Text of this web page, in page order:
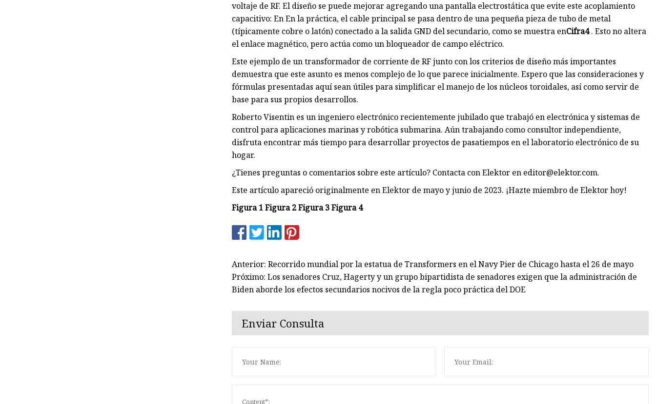
voltaje de RF. El diseño se puede mejorar agregando una pantalla electrostática que evite este acoplamiento
capacitivo: En En la práctica, el cable principal se pasa dentro de una pequeña pieza de tubo de metal
(típicamente cobre o latón) conectado a la salida GND del secundario, como se muestra enCifra4. Esto no altera
el enlace magnético, pero actúa como un bloqueador de campo eléctrico.
Este ejemplo de un transformador de corriente de RF junto con los criterios de diseño más importantes
demuestra que este asunto es menos complejo de lo que parece inicialmente. Espero que las consideraciones y
fórmulas presentadas aquí sean útiles para simplificar el manejo de los núcleos toroidales, así como servir de
base para sus propios desarrollos.
Roberto Visentin es un ingeniero electrónico recientemente jubilado que trabajó en electrónica y sistemas de
control para aplicaciones marinas y robótica submarina. Aún trabajando como consultor independiente,
disfruta encontrar más tiempo para desarrollar proyectos de pasatiempos en el laboratorio electrónico de su
hogar.
¿Tienes preguntas o comentarios sobre este artículo? Contacta con Elektor en editor@elektor.com.
Este artículo apareció originalmente en Elektor de mayo y junio de 2023. ¡Hazte miembro de Elektor hoy!
Figura 1 Figura 2 Figura 3 Figura 4
Anterior: Recorrido mundial por la estatua de Transformers en el Navy Pier de Chicago hasta el 26 de mayo
Próximo: Los senadores Cruz, Hagerty y un grupo bipartidista de senadores exigen que la administración de
Biden aborde los efectos secundarios nocivos de la regla poco práctica del DOE
Enviar Consulta